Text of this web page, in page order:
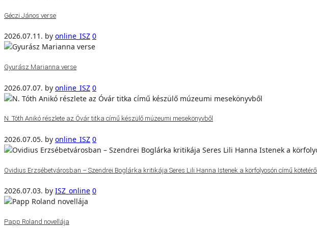
Géczi János verse
2026.07.11. by online_ISZ 0
Gyurász Marianna verse
2026.07.07. by online_ISZ 0
N. Tóth Anikó részlete az Óvár titka című készülő múzeumi mesekönyvből
2026.07.05. by online_ISZ 0
Ovidius Erzsébetvárosban – Szendrei Boglárka kritikája Seres Lili Hanna Istenek a körfolyosón című kötetéről
2026.07.03. by ISZ_online 0
Papp Roland novellája